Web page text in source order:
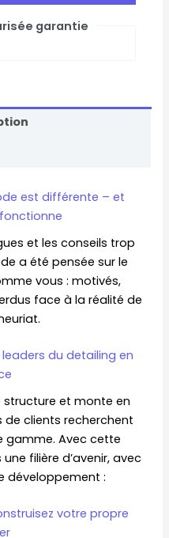
garantie
est différente – et
et les conseils trop
a été pensée sur le
vous : motivés,
face à la réalité de
du detailing en
structure et monte en
de clients recherchent
gamme. Avec cette
filière d’avenir, avec
développement :
votre propre